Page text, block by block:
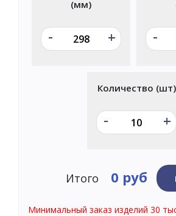
(мм)
- + -
Количество (шт)
- +
Итого 0 руб
Минимальный заказ изделий 30